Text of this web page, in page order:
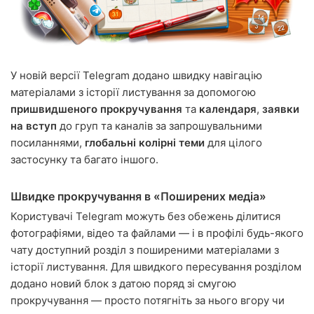
У новій версії Telegram додано швидку навігацію
матеріалами з історії листування за допомогою
пришвидшеного прокручування та календаря, заявки
на вступ до груп та каналів за запрошувальними
посиланнями, глобальні колірні теми для цілого
застосунку та багато іншого.
Швидке прокручування в «Поширених медіа»
Користувачі Telegram можуть без обежень ділитися
фотографіями, відео та файлами — і в профілі будь-якого
чату доступний розділ з поширеними матеріалами з
історії листування. Для швидкого пересування розділом
додано новий блок з датою поряд зі смугою
прокручування — просто потягніть за нього вгору чи